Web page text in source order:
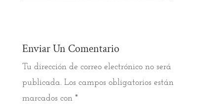
Enviar Un Comentario
Tu dirección de correo electrónico no será
publicada. Los campos obligatorios están
marcados con *